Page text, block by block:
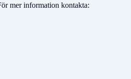
mer information kontakta: